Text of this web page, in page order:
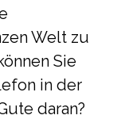
Welt zu
Sie
in der
daran?